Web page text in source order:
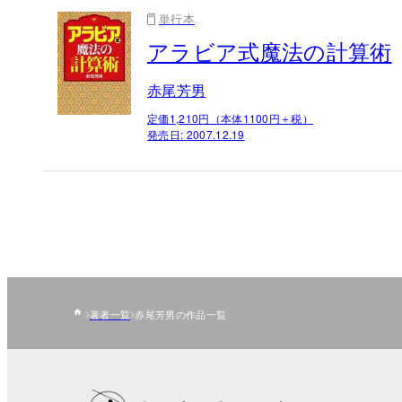
単行本
アラビア式魔法の計算術
赤尾芳男
定価1,210円（本体1100円＋税）
発売日: 2007.12.19
著者一覧 赤尾芳男の作品一覧